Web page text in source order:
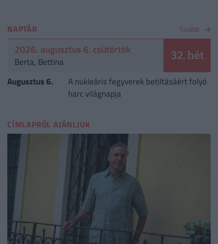
NAPTÁR Tovább
2026. augusztus 6. csütörtök
Berta, Bettina 32. hét
Augusztus 6.
A nukleáris fegyverek betiltásáért folyó
harc világnapja
CÍMLAPRÓL AJÁNLJUK